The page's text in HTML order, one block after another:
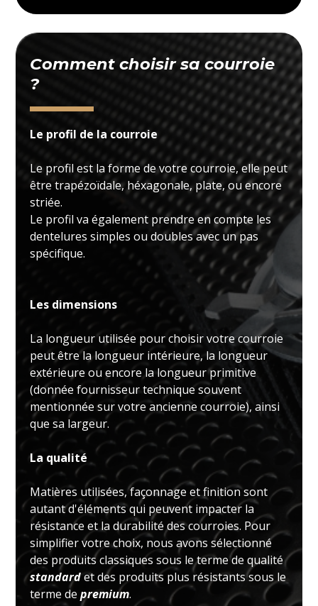
Comment choisir sa courroie
?
Le profil de la courroie
Le profil est la forme de votre courroie, elle peut
être trapézoïdale, héxagonale, plate, ou encore
striée.
Le profil va également prendre en compte les
dentelures simples ou doubles avec un pas
spécifique.
Les dimensions
La longueur utilisée pour choisir votre courroie
peut être la longueur intérieure, la longueur
extérieure ou encore la longueur primitive
(donnée fournisseur technique souvent
mentionnée sur votre ancienne courroie), ainsi
que sa largeur.
La qualité
Matières utilisées, façonnage et finition sont
autant d'éléments qui peuvent impacter la
résistance et la durabilité des courroies. Pour
simplifier votre choix, nous avons sélectionné
des produits classiques sous le terme de qualité
standardet des produits plus résistants sous le
terme depremium.